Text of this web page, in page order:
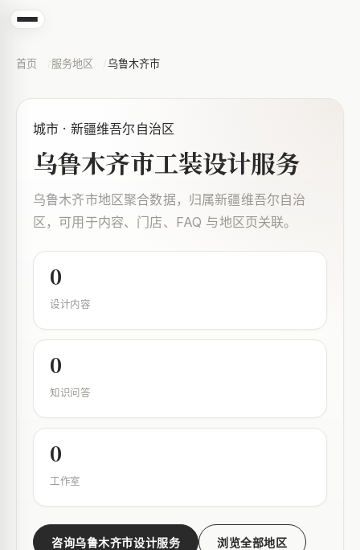
首页 服务地区 乌鲁木齐市
城市 · 新疆维吾尔自治区
乌鲁木齐市工装设计服务
乌鲁木齐市地区聚合数据，归属新疆维吾尔自治
区，可用于内容、门店、FAQ 与地区页关联。
0
设计内容
0
知识问答
0
工作室
咨询乌鲁木齐市设计服务 浏览全部地区